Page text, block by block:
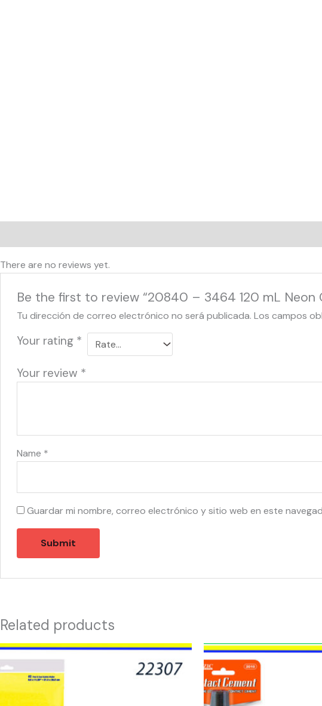
There are no reviews yet.
Be the first to review “20840 – 3464 120 mL Neon
Tu dirección de correo electrónico no será publicada. Los campos
Your rating *
Your review *
Name *
Guardar mi nombre, correo electrónico y sitio web en este
Related products
22307
-
SOBRES
BURBUJA
20920
-
CONTACT
CEMENT